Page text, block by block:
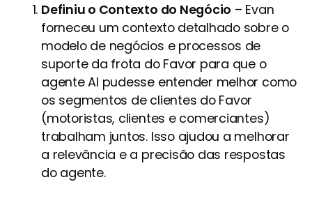
Definiu o Contexto do Negócio – Evan
forneceu um contexto detalhado sobre o
modelo de negócios e processos de
suporte da frota do Favor para que o
agente AI pudesse entender melhor como
os segmentos de clientes do Favor
(motoristas, clientes e comerciantes)
trabalham juntos. Isso ajudou a melhorar
a relevância e a precisão das respostas
do agente.